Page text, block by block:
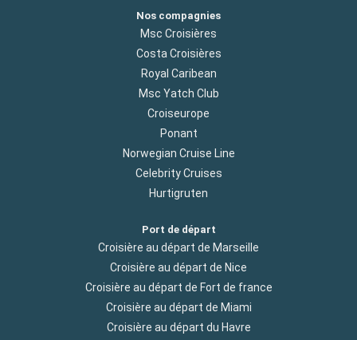
Nos compagnies
Msc Croisières
Costa Croisières
Royal Caribean
Msc Yatch Club
Croiseurope
Ponant
Norwegian Cruise Line
Celebrity Cruises
Hurtigruten
Port de départ
Croisière au départ de Marseille
Croisière au départ de Nice
Croisière au départ de Fort de france
Croisière au départ de Miami
Croisière au départ du Havre